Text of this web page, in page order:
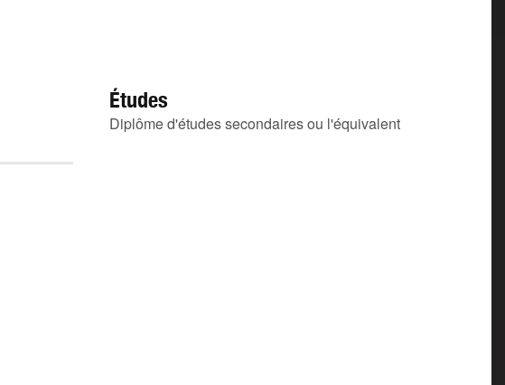
Études
Diplôme d'études secondaires ou l'équivalent